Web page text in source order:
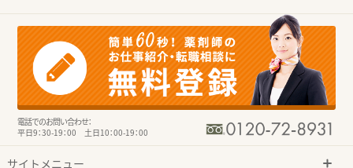
電話でのお問い合わせ：
平日9：30-19：00 土日10：00-19：00
サイトメニュー